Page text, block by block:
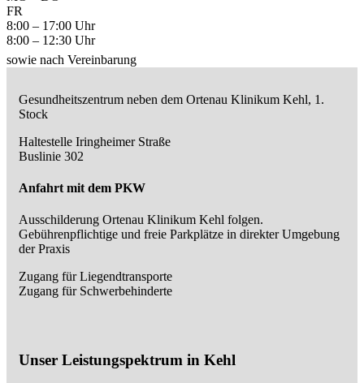
FR
8:00 – 17:00 Uhr
8:00 – 12:30 Uhr
sowie nach Vereinbarung
Gesundheitszentrum neben dem Ortenau Klinikum Kehl, 1.
Stock
Haltestelle Iringheimer Straße
Buslinie 302
Anfahrt mit dem PKW
Ausschilderung Ortenau Klinikum Kehl folgen.
Gebührenpflichtige und freie Parkplätze in direkter Umgebung
der Praxis
Zugang für Liegendtransporte
Zugang für Schwerbehinderte
Unser Leistungspektrum in Kehl